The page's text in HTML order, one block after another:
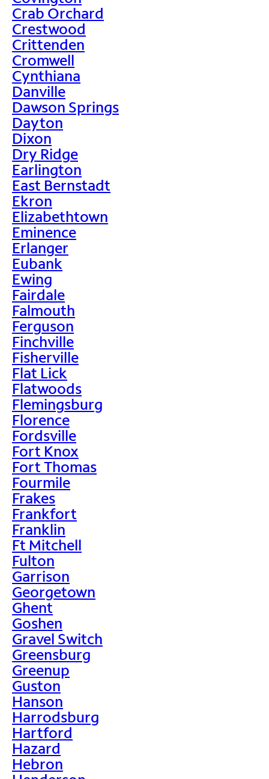
Crab Orchard
Crestwood
Crittenden
Cromwell
Cynthiana
Danville
Dawson Springs
Dayton
Dixon
Dry Ridge
Earlington
East Bernstadt
Ekron
Elizabethtown
Eminence
Erlanger
Eubank
Ewing
Fairdale
Falmouth
Ferguson
Finchville
Fisherville
Flat Lick
Flatwoods
Flemingsburg
Florence
Fordsville
Fort Knox
Fort Thomas
Fourmile
Frakes
Frankfort
Franklin
Ft Mitchell
Fulton
Garrison
Georgetown
Ghent
Goshen
Gravel Switch
Greensburg
Greenup
Guston
Hanson
Harrodsburg
Hartford
Hazard
Hebron